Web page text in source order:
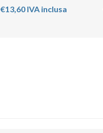
€13,60 IVA inclusa